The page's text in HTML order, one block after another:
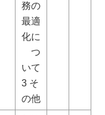
務の
最適
化に
つ
いて
3 そ
の他